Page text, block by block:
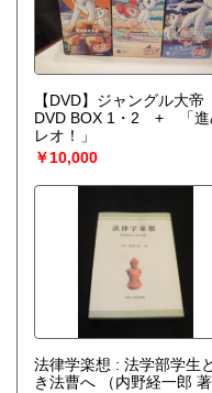
【DVD】ジャングル大帝
DVD BOX 1・2 + 「進
レオ！」
￥10,000
法律学楽想 : 法学部学生
き法曹へ
（内野経一郎 著